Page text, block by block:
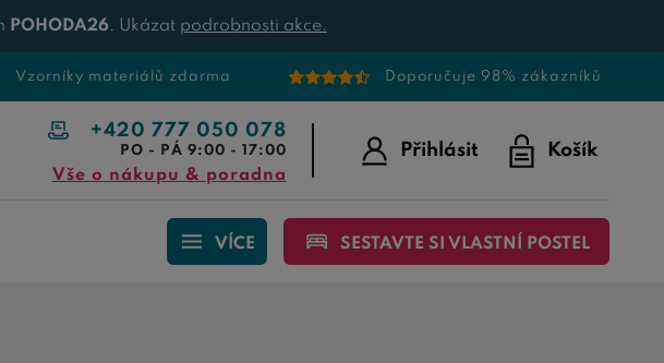
POHODA26. Ukázat podrobnosti akce.
Vzorníky materiálů zdarma Doporučuje 98% zákazníků
+420 777 050 078
PO - PÁ 9:00 - 17:00
Vše o nákupu & poradna
Přihlásit Košík
VÍCE SESTAVTE SI VLASTNÍ POSTEL